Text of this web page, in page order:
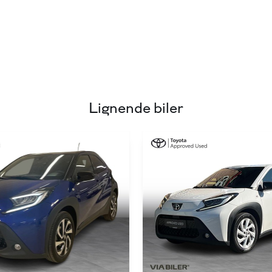
Lignende biler